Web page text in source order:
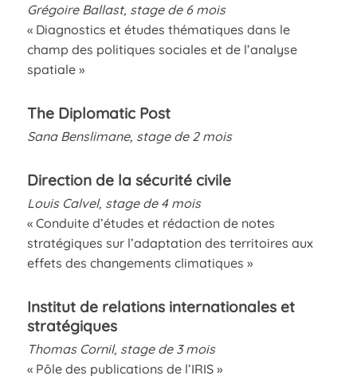
Grégoire Ballast, stage de 6 mois
« Diagnostics et études thématiques dans le
champ des politiques sociales et de l’analyse
spatiale »
The Diplomatic Post
Sana Benslimane, stage de 2 mois
Direction de la sécurité civile
Louis Calvel, stage de 4 mois
« Conduite d’études et rédaction de notes
stratégiques sur l’adaptation des territoires aux
effets des changements climatiques »
Institut de relations internationales et
stratégiques
Thomas Cornil, stage de 3 mois
« Pôle des publications de l’IRIS »